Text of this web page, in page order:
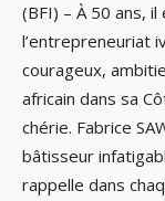
(BFI) – À 50 ans,
l’entrepreneuriat
courageux,
africain dans sa
chérie. Fabrice
bâtisseur
rappelle dans